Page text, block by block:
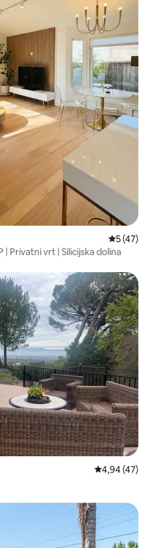
Prosječna
5 (47)
| Privatni vrt | Silicijska dolina
s oznakom „Odabrali gosti”
Prosječna
4,94 (47)